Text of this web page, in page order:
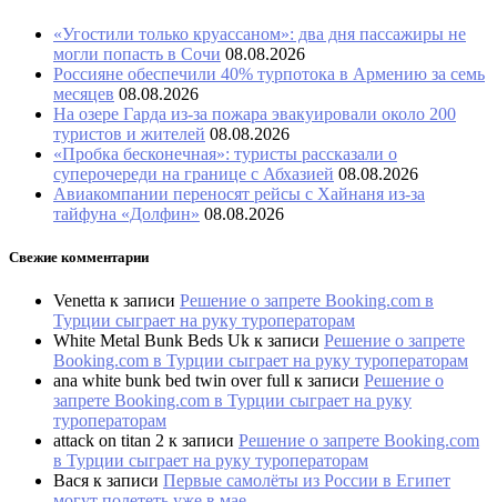
«Угостили только круассаном»: два дня пассажиры не
могли попасть в Сочи 08.08.2026
Россияне обеспечили 40% турпотока в Армению за семь
месяцев 08.08.2026
На озере Гарда из-за пожара эвакуировали около 200
туристов и жителей 08.08.2026
«Пробка бесконечная»: туристы рассказали о
суперочереди на границе с Абхазией 08.08.2026
Авиакомпании переносят рейсы с Хайнаня из-за
тайфуна «Долфин» 08.08.2026
Свежие комментарии
Venetta к записи Решение о запрете Booking.com в
Турции сыграет на руку туроператорам
White Metal Bunk Beds Uk к записи Решение о запрете
Booking.com в Турции сыграет на руку туроператорам
ana white bunk bed twin over full к записи Решение о
запрете Booking.com в Турции сыграет на руку
туроператорам
attack on titan 2 к записи Решение о запрете Booking.com
в Турции сыграет на руку туроператорам
Вася к записи Первые самолёты из России в Египет